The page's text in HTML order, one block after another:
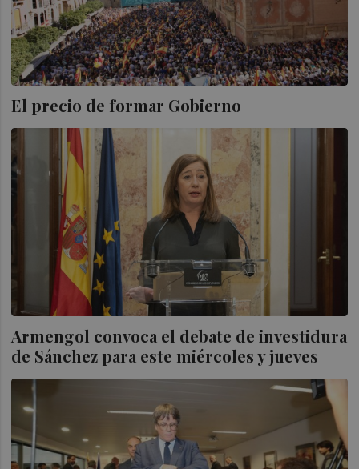
El precio de formar Gobierno
Armengol convoca el debate de investidura
de Sánchez para este miércoles y jueves